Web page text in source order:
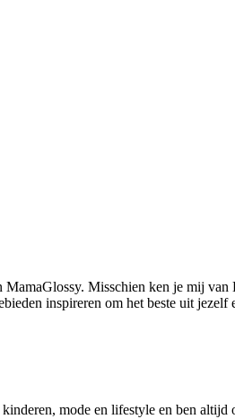
Misschien ken je mij
inspireren om het beste uit
mode en lifestyle en ben